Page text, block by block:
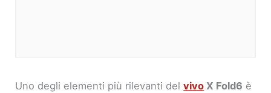
Uno degli elementi più rilevanti delvivo X Fold6 è